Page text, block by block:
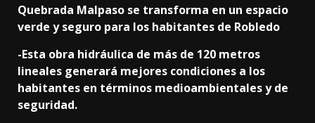
Quebrada Malpaso se transforma en un espacio
verde y seguro para los habitantes de Robledo
-Esta obra hidráulica de más de 120 metros
lineales generará mejores condiciones a los
habitantes en términos medioambientales y de
seguridad.